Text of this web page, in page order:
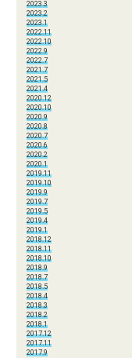
2023.3
2023.2
2023.1
2022.11
2022.10
2022.9
2022.7
2021.7
2021.5
2021.4
2020.12
2020.10
2020.9
2020.8
2020.7
2020.6
2020.2
2020.1
2019.11
2019.10
2019.9
2019.7
2019.5
2019.4
2019.1
2018.12
2018.11
2018.10
2018.9
2018.7
2018.5
2018.4
2018.3
2018.2
2018.1
2017.12
2017.11
2017.9